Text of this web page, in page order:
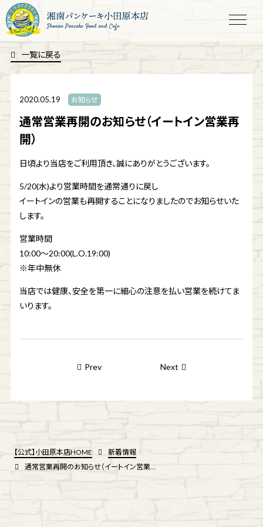
Shonan Pancake Food and Cafe
一覧に戻る
2020.05.19 お知らせ
通常営業再開のお知らせ（イートイン営業再
開）
日頃より当店をご利用頂き、誠にありがとうございます。
5/20(水)より営業時間を通常通りに戻し
イートインの営業も再開することになりましたのでお知らせいた
します。
営業時間
10:00～20:00(L.O.19:00)
※年中無休
当店では健康、安全を第一に細心の注意を払い営業を続けてま
いります。
Prev Next
【公式】小田原本店HOME
新着情報
通常営業再開のお知らせ（イートイン営業再開）